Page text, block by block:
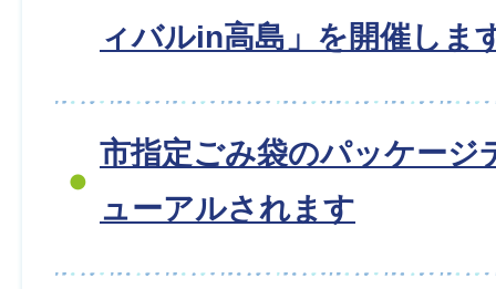
ィバルin高島」を開催しま
市指定ごみ袋のパッケージ
ューアルされます